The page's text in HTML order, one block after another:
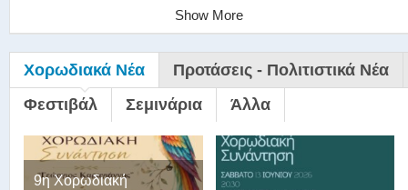
Show More
Χορωδιακά Νέα
Προτάσεις - Πολιτιστικά Νέα
Φεστιβάλ
Σεμινάρια Άλλα
9η Χορωδιακή